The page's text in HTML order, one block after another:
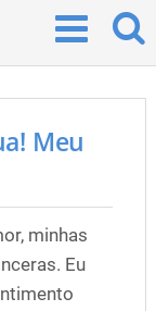
Meu
minhas
Eu